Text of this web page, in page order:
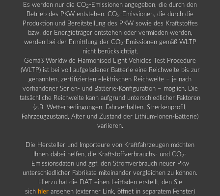
Es werden nur die CO2 -Emissionen angegeben, die durch den
Betrieb des PKW entstehen. CO2 -Emissionen, die durch die
Produktion und Bereitstellung des PKW sowie des Kraftstoffes
bzw. der Energieträger entstehen oder vermieden werden,
werden bei der Ermittlung der CO2 -Emissionen gemäß WLTP
nicht berücksichtigt.
Gemäß Worldwide Harmonised Light Vehicles Test Procedure
(WLTP) ist bei voll aufgeladener Batterie eine Reichweite bis zur
genannten, zertifizierten elektrischen Reichweite – je nach
vorhandener Serien- und Batterie-Konfiguration – möglich. Die
tatsächliche Reichweite kann aufgrund unterschiedlicher Faktoren
(z.B. Wetterbedingungen, Fahrverhalten, Streckenprofil,
Fahrzeugzustand, Alter und Zustand der Lithium-Ionen-Batterie)
variieren.
Die Hersteller und Importeure von Kraftfahrzeugen möchten
Ihnen dabei helfen, die Kraftstoffverbrauchs- und CO2 -
Emissionsdaten und ggf. den Stromverbrauch neuer Pkw
unterschiedlicher Fabrikate miteinander vergleichen zu können.
Hierzu hat die DAT einen Leitfaden erstellt, den Sie
sich hier ansehen (externer Link, öffnet in separatem Fenster)